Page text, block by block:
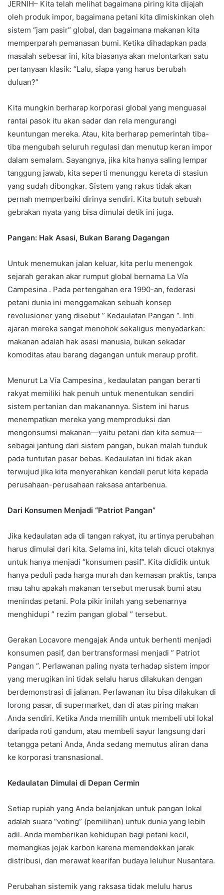
JERNIH– Kita telah melihat bagaimana piring kita dijajah
oleh produk impor, bagaimana petani kita dimiskinkan oleh
sistem “jam pasir” global, dan bagaimana makanan kita
memperparah pemanasan bumi. Ketika dihadapkan pada
masalah sebesar ini, kita biasanya akan melontarkan satu
pertanyaan klasik: “Lalu, siapa yang harus berubah
duluan?”
Kita mungkin berharap korporasi global yang menguasai
rantai pasok itu akan sadar dan rela mengurangi
keuntungan mereka. Atau, kita berharap pemerintah tiba-
tiba mengubah seluruh regulasi dan menutup keran impor
dalam semalam. Sayangnya, jika kita hanya saling lempar
tanggung jawab, kita seperti menunggu kereta di stasiun
yang sudah dibongkar. Sistem yang rakus tidak akan
pernah memperbaiki dirinya sendiri. Kita butuh sebuah
gebrakan nyata yang bisa dimulai detik ini juga.
Pangan: Hak Asasi, Bukan Barang Dagangan
Untuk menemukan jalan keluar, kita perlu menengok
sejarah gerakan akar rumput global bernama La Vía
Campesina . Pada pertengahan era 1990-an, federasi
petani dunia ini menggemakan sebuah konsep
revolusioner yang disebut ” Kedaulatan Pangan “. Inti
ajaran mereka sangat menohok sekaligus menyadarkan:
makanan adalah hak asasi manusia, bukan sekadar
komoditas atau barang dagangan untuk meraup profit.
Menurut La Vía Campesina , kedaulatan pangan berarti
rakyat memiliki hak penuh untuk menentukan sendiri
sistem pertanian dan makanannya. Sistem ini harus
menempatkan mereka yang memproduksi dan
mengonsumsi makanan—yaitu petani dan kita semua—
sebagai jantung dari sistem pangan, bukan malah tunduk
pada tuntutan pasar bebas. Kedaulatan ini tidak akan
terwujud jika kita menyerahkan kendali perut kita kepada
perusahaan-perusahaan raksasa antarbenua.
Dari Konsumen Menjadi “Patriot Pangan”
Jika kedaulatan ada di tangan rakyat, itu artinya perubahan
harus dimulai dari kita. Selama ini, kita telah dicuci otaknya
untuk hanya menjadi “konsumen pasif”. Kita dididik untuk
hanya peduli pada harga murah dan kemasan praktis, tanpa
mau tahu apakah makanan tersebut merusak bumi atau
menindas petani. Pola pikir inilah yang sebenarnya
menghidupi ” rezim pangan global ” tersebut.
Gerakan Locavore mengajak Anda untuk berhenti menjadi
konsumen pasif, dan bertransformasi menjadi ” Patriot
Pangan “. Perlawanan paling nyata terhadap sistem impor
yang merugikan ini tidak selalu harus dilakukan dengan
berdemonstrasi di jalanan. Perlawanan itu bisa dilakukan di
lorong pasar, di supermarket, dan di atas piring makan
Anda sendiri. Ketika Anda memilih untuk membeli ubi lokal
daripada roti gandum, atau membeli sayur langsung dari
tetangga petani Anda, Anda sedang memutus aliran dana
ke korporasi transnasional.
Kedaulatan Dimulai di Depan Cermin
Setiap rupiah yang Anda belanjakan untuk pangan lokal
adalah suara “voting” (pemilihan) untuk dunia yang lebih
adil. Anda memberikan kehidupan bagi petani kecil,
memangkas jejak karbon karena memendekkan jarak
distribusi, dan merawat kearifan budaya leluhur Nusantara.
Perubahan sistemik yang raksasa tidak melulu harus